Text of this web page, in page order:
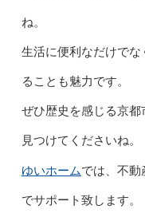
ね。
生活に便利なだけで
ることも魅力です。
ぜひ歴史を感じる京
見つけてくださいね。
ゆいホームでは、不動
でサポート致します。